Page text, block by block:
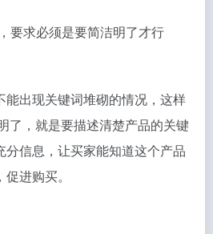
要求必须是要简洁明了才行
能出现关键词堆砌的情况，这样
了，就是要描述清楚产品的关键
信息，让买家能知道这个产品
进购买。